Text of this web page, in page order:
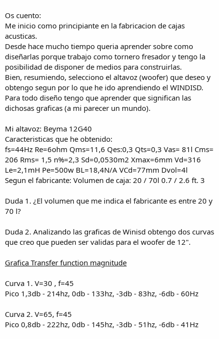
Os cuento:
Me inicio como principiante en la fabricacion de cajas
acusticas.
Desde hace mucho tiempo queria aprender sobre como
diseñarlas porque trabajo como tornero fresador y tengo la
posibilidad de disponer de medios para construirlas.
Bien, resumiendo, selecciono el altavoz (woofer) que deseo y
obtengo segun por lo que he ido aprendiendo el WINDISD.
Para todo diseño tengo que aprender que significan las
dichosas graficas (a mi parecer un mundo).
Mi altavoz: Beyma 12G40
Caracteristicas que he obtenido:
fs=44Hz Re=6ohm Qms=11,6 Qes:0,3 Qts=0,3 Vas= 81l Cms=
206 Rms= 1,5 n%=2,3 Sd=0,0530m2 Xmax=6mm Vd=316
Le=2,1mH Pe=500w BL=18,4N/A VCd=77mm Dvol=4l
Segun el fabricante: Volumen de caja: 20 / 70l 0.7 / 2.6 ft. 3
Duda 1. ¿El volumen que me indica el fabricante es entre 20 y
70 l?
Duda 2. Analizando las graficas de Winisd obtengo dos curvas
que creo que pueden ser validas para el woofer de 12".
Grafica Transfer function magnitude
Curva 1. V=30 , f=45
Pico 1,3db - 214hz, 0db - 133hz, -3db - 83hz, -6db - 60Hz
Curva 2. V=65, f=45
Pico 0,8db - 222hz, 0db - 145hz, -3db - 51hz, -6db - 41Hz